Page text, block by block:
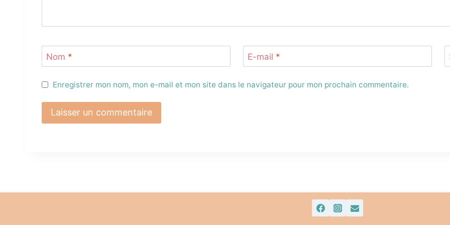
Nom * E-mail *
Enregistrer mon nom, mon e-mail et mon site dans le navigateur pour mon prochain commentaire.